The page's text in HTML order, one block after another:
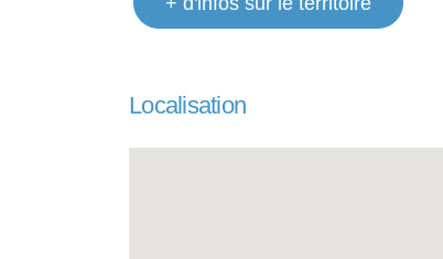
Localisation